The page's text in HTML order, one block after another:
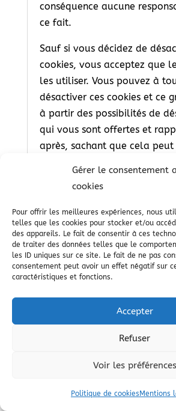
Gérer le consentement
cookies
Pour offrir les meilleures expériences, nous
telles que les cookies pour stocker et/ou
des appareils. Le fait de consentir à ces
de traiter des données telles que le
les ID uniques sur ce site. Le fait de ne pas
consentement peut avoir un effet négatif sur
caractéristiques et fonctions.
Accepter
Refuser
Voir les préférences
Politique de cookies Mentions
conséquence aucune
ce fait.
Sauf si vous décidez de
cookies, vous acceptez que
les utiliser. Vous pouvez à
désactiver ces cookies et ce
à partir des possibilités de
qui vous sont offertes et
après, sachant que cela
9.1. « COOKIES »
Un « cookie » est un petit
d’information envoyé sur le
de l’Utilisateur et enregistré
terminal de l’Utilisateur (ex :
smartphone), (ci-après «
fichier comprend des
que le nom de domaine de
le fournisseur d’accès Internet
l’Utilisateur, ainsi que la date